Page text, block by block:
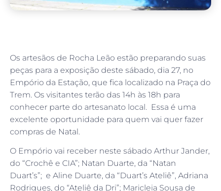
Os artesãos de Rocha Leão estão preparando suas
peças para a exposição deste sábado, dia 27, no
Empório da Estação, que fica localizado na Praça do
Trem. Os visitantes terão das 14h às 18h para
conhecer parte do artesanato local. Essa é uma
excelente oportunidade para quem vai quer fazer
compras de Natal.
O Empório vai receber neste sábado Arthur Jander,
do “Crochê e CIA”; Natan Duarte, da “Natan
Duart’s”; e Aline Duarte, da “Duart’s Ateliê”, Adriana
Rodrigues, do “Ateliê da Dri”; Maricleia Sousa de